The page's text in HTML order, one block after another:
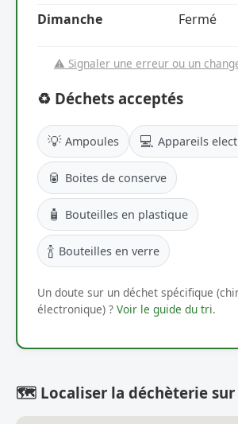
Dimanche
Fermé
⚠️ Signaler une erreur ou un
♻️ Déchets acceptés
💡 Ampoules 💻 Appareils
🥫 Boites de conserve
🧴 Bouteilles en plastique
🍾 Bouteilles en verre
Un doute sur un déchet spécifique
électronique) ? Voir le guide du tri.
🗺️ Localiser la déchèterie sur